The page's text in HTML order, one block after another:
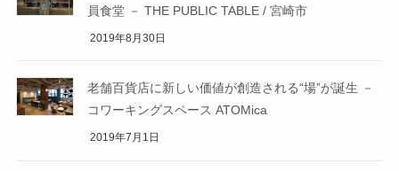
員食堂 － THE PUBLIC TABLE / 宮崎市
2019年8月30日
老舗百貨店に新しい価値が創造される“場”が誕生 －
コワーキングスペース ATOMica
2019年7月1日